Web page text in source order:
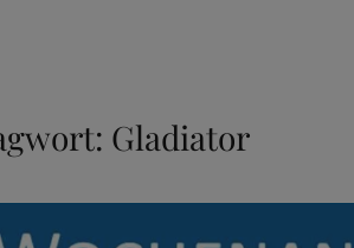
Gladiator